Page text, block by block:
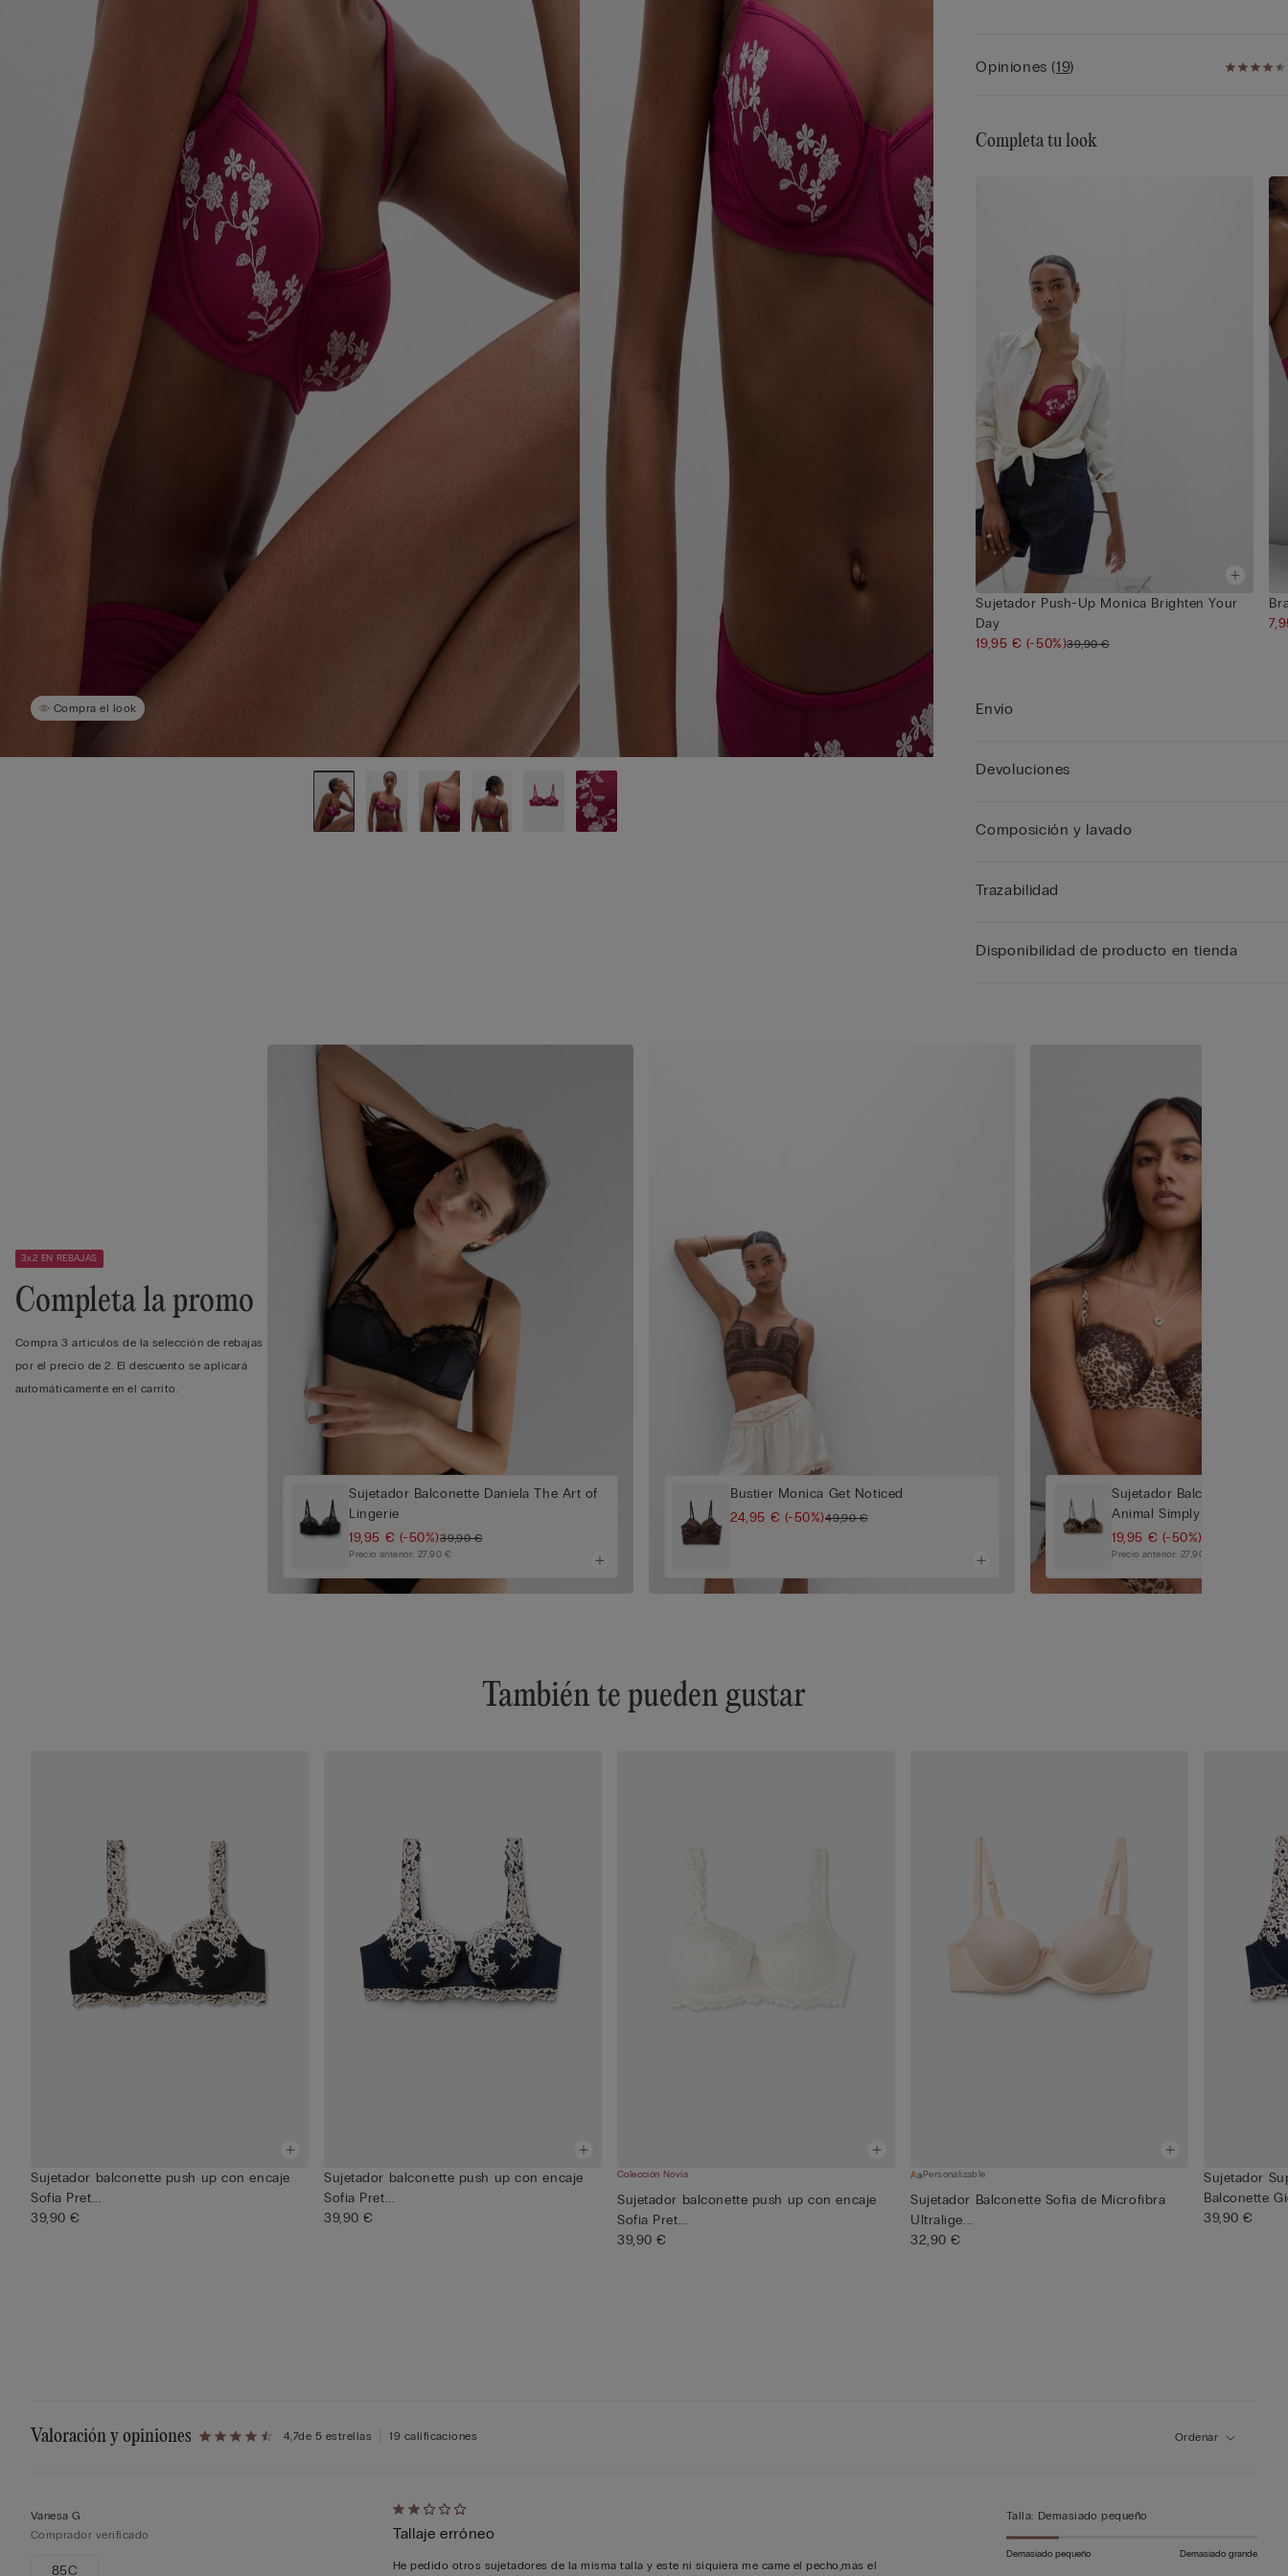
Compra el look
Opiniones(19)
Completa tu look
Sujetador Push-Up Monica Brighten Your
Day
19,95 € (-50%)39,90 €
Envío
Devoluciones
Composición y lavado
Trazabilidad
Disponibilidad de producto en tienda
3x2 EN REBAJAS
Completa la promo
Compra 3 artículos de la selección de rebajas
por el precio de 2. El descuento se aplicará
automáticamente en el carrito.
Sujetador Balconette Daniela The Art of
Lingerie
19,95 € (-50%)39,90 €
Precio anterior: 27,90 €
Bustier Monica Get Noticed
24,95 € (-50%)49,90 €
Sujetador Balconette Sofia
Animal Simply Iconic
19,95 € (-50%)
Precio anterior: 27,90 €
También te pueden gustar
Sujetador balconette push up con encaje
Sofia Pret...
39,90 €
Sujetador balconette push up con encaje
Sofia Pret...
39,90 €
Colección Novia
Sujetador balconette push up con encaje
Sofia Pret...
39,90 €
Personalizable
Sujetador Balconette Sofia de Microfibra
Ultralige...
32,90 €
Sujetador
Balconette
39,90 €
Valoración y opiniones 4,7de 5 estrellas 19 calificaciones Ordenar
Vanesa G
Comprador verificado
85C
Calificación
de
2
Tallaje erróneo
He pedido otros sujetadores de la misma talla y este ni siquiera me came el pecho,más el
Talla: Demasiado pequeño
Demasiado pequeño Demasiado grande